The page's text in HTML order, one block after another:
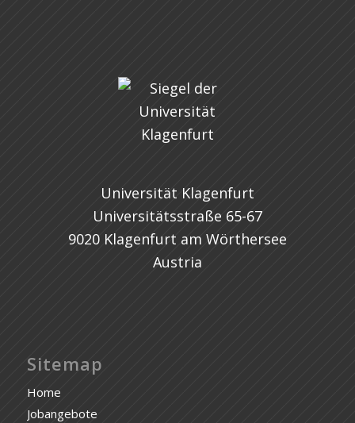
Universität Klagenfurt
Universitätsstraße 65-67
9020 Klagenfurt am Wörthersee
Austria
Sitemap
Home
Jobangebote